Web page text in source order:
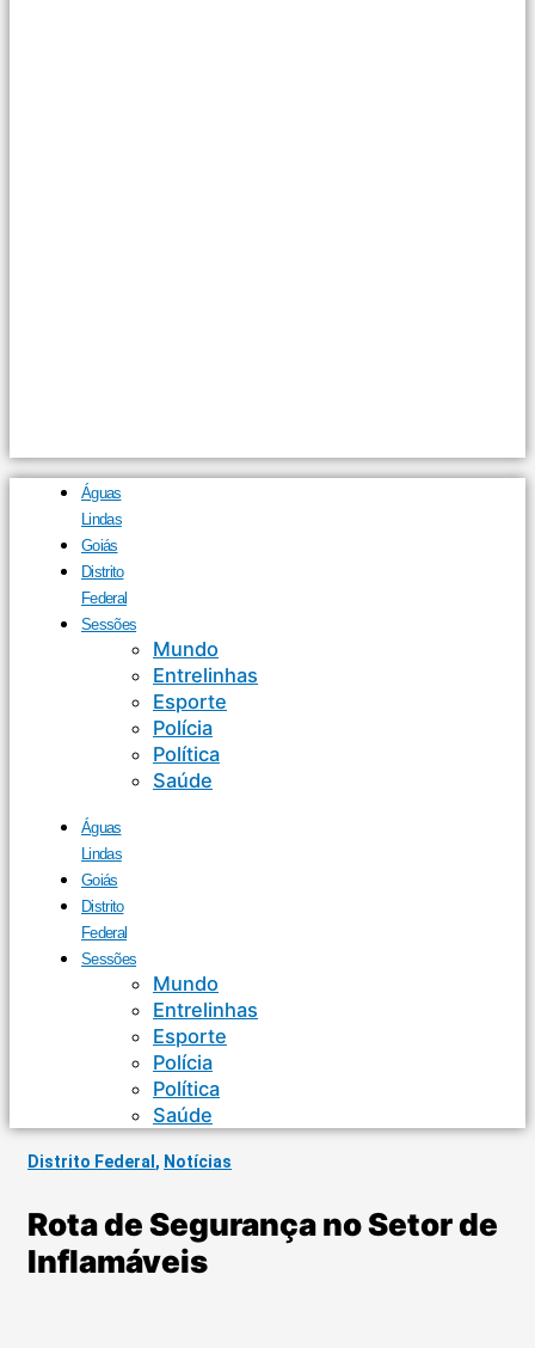
Águas
Lindas
Goiás
Distrito
Federal
Sessões
Mundo
Entrelinhas
Esporte
Polícia
Política
Saúde
Águas
Lindas
Goiás
Distrito
Federal
Sessões
Mundo
Entrelinhas
Esporte
Polícia
Política
Saúde
Distrito Federal , Notícias
Rota de Segurança no Setor de
Inflamáveis